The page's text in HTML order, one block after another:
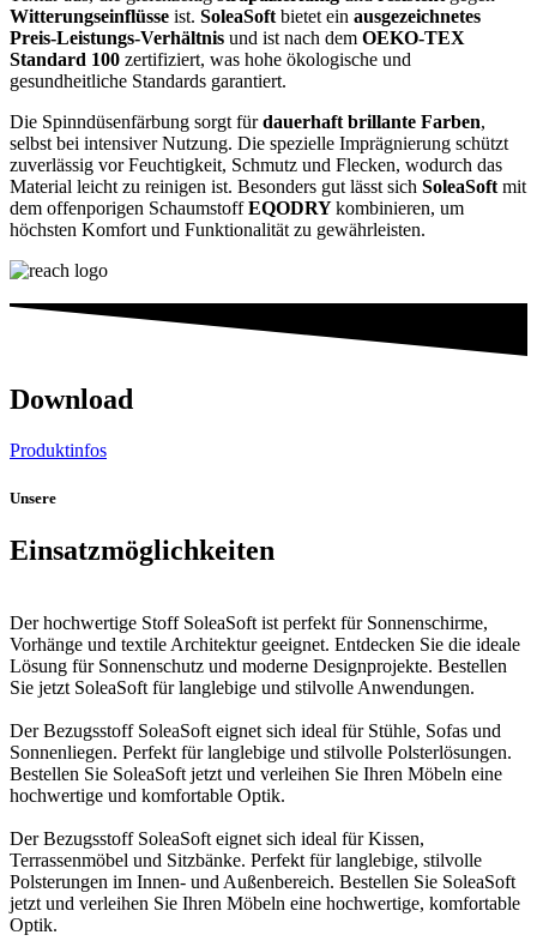
Witterungseinflüsse ist. SoleaSoft bietet ein ausgezeichnetes
Preis-Leistungs-Verhältnis und ist nach dem OEKO-TEX
Standard 100 zertifiziert, was hohe ökologische und
gesundheitliche Standards garantiert.
Die Spinndüsenfärbung sorgt fürdauerhaft brillante Farben,
selbst bei intensiver Nutzung. Die spezielle Imprägnierung schützt
zuverlässig vor Feuchtigkeit, Schmutz und Flecken, wodurch das
Material leicht zu reinigen ist. Besonders gut lässt sich SoleaSoft mit
dem offenporigen SchaumstoffEQODRYkombinieren, um
höchsten Komfort und Funktionalität zu gewährleisten.
Download
Produktinfos
Unsere
Einsatzmöglichkeiten
Der hochwertige Stoff SoleaSoft ist perfekt für Sonnenschirme,
Vorhänge und textile Architektur geeignet. Entdecken Sie die ideale
Lösung für Sonnenschutz und moderne Designprojekte. Bestellen
Sie jetzt SoleaSoft für langlebige und stilvolle Anwendungen.
Der Bezugsstoff SoleaSoft eignet sich ideal für Stühle, Sofas und
Sonnenliegen. Perfekt für langlebige und stilvolle Polsterlösungen.
Bestellen Sie SoleaSoft jetzt und verleihen Sie Ihren Möbeln eine
hochwertige und komfortable Optik.
Der Bezugsstoff SoleaSoft eignet sich ideal für Kissen,
Terrassenmöbel und Sitzbänke. Perfekt für langlebige, stilvolle
Polsterungen im Innen- und Außenbereich. Bestellen Sie SoleaSoft
jetzt und verleihen Sie Ihren Möbeln eine hochwertige, komfortable
Optik.